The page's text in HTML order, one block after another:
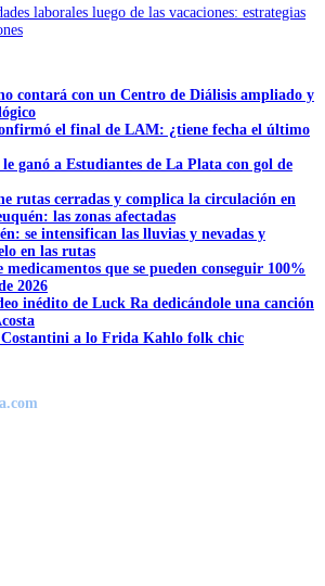
laborales luego de las vacaciones: estrategias
contará con un Centro de Diálisis ampliado y
el final de LAM: ¿tiene fecha el último
ganó a Estudiantes de La Plata con gol de
rutas cerradas y complica la circulación en
las zonas afectadas
se intensifican las lluvias y nevadas y
en las rutas
que se pueden conseguir 100%
2026
inédito de Luck Ra dedicándole una canción
a lo Frida Kahlo folk chic